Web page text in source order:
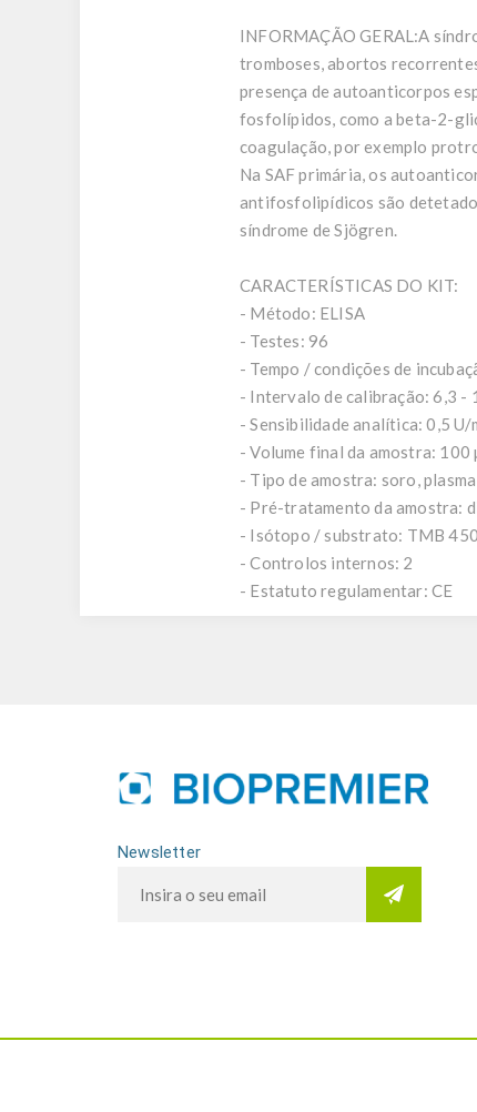
INFORMAÇÃO GERAL:A
tromboses, abortos
presença de autoanticorpos
fosfolípidos, como a beta-2-
coagulação, por exemplo
Na SAF primária, os
antifosfolipídicos são
síndrome de Sjögren.
CARACTERÍSTICAS DO KIT:
- Método: ELISA
- Testes: 96
- Tempo / condições de
- Intervalo de calibração: 6,3 -
- Sensibilidade analítica: 0,5 U/
- Volume final da amostra: 100
- Tipo de amostra: soro, plasma
- Pré-tratamento da amostra:
- Isótopo / substrato: TMB
- Controlos internos: 2
- Estatuto regulamentar: CE
Newsletter